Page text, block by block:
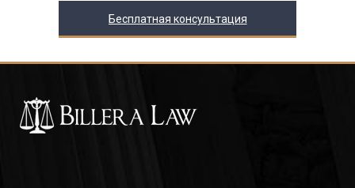
Бесплатная консультация